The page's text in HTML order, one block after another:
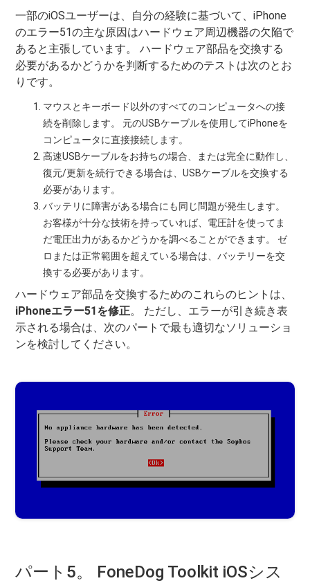
一部のiOSユーザーは、自分の経験に基づいて、iPhone
のエラー51の主な原因はハードウェア周辺機器の欠陥で
あると主張しています。 ハードウェア部品を交換する
必要があるかどうかを判断するためのテストは次のとお
りです。
マウスとキーボード以外のすべてのコンピュータへの接
続を削除します。 元のUSBケーブルを使用してiPhoneを
コンピュータに直接接続します。
高速USBケーブルをお持ちの場合、または完全に動作し、
復元/更新を続行できる場合は、USBケーブルを交換する
必要があります。
バッテリに障害がある場合にも同じ問題が発生します。
お客様が十分な技術を持っていれば、電圧計を使ってま
だ電圧出力があるかどうかを調べることができます。 ゼ
ロまたは正常範囲を超えている場合は、バッテリーを交
換する必要があります。
ハードウェア部品を交換するためのこれらのヒントは、
iPhoneエラー51を修正。 ただし、エラーが引き続き表
示される場合は、次のパートで最も適切なソリューショ
ンを検討してください。
パート5。 FoneDog Toolkit iOSシス